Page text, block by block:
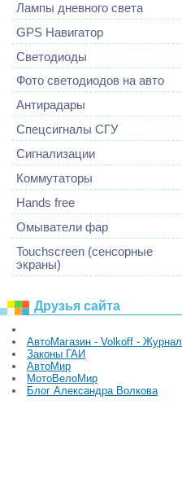
Лампы дневного света
GPS Навигатор
Светодиоды
Фото светодиодов на авто
Антирадары
Спецсигналы СГУ
Сигнализации
Коммутаторы
Hands free
Омыватели фар
Touchscreen (сенсорные
экраны)
Друзья сайта
АвтоМагазин - Volkoff - Журнал
Законы ГАИ
АвтоМир
МотоВелоМир
Блог Александра Волкова